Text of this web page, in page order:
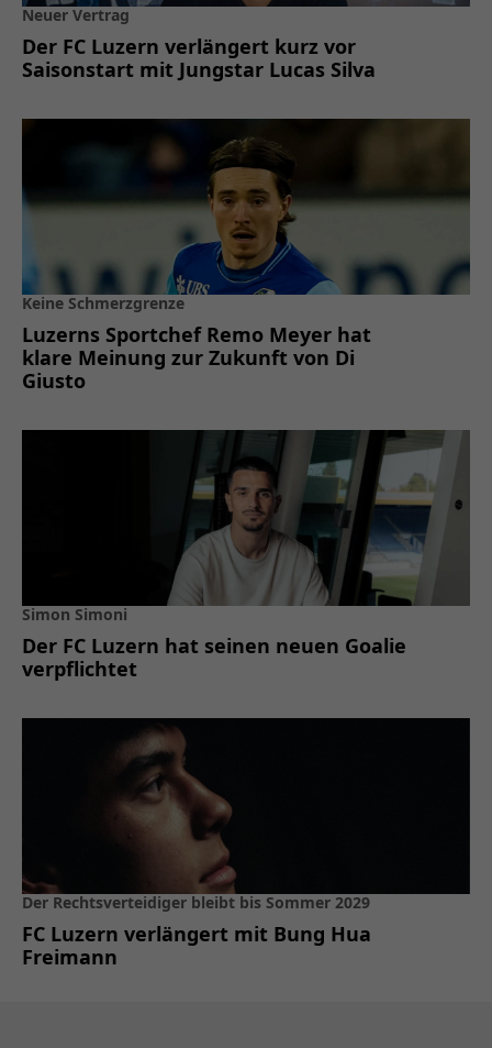
Neuer Vertrag
Der FC Luzern verlängert kurz vor
Saisonstart mit Jungstar Lucas Silva
Keine Schmerzgrenze
Luzerns Sportchef Remo Meyer hat
klare Meinung zur Zukunft von Di
Giusto
Simon Simoni
Der FC Luzern hat seinen neuen Goalie
verpflichtet
Der Rechtsverteidiger bleibt bis Sommer 2029
FC Luzern verlängert mit Bung Hua
Freimann